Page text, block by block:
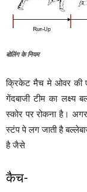
बोलिंग के नियम
क्रिकेट मैच मे ओवर की
गेंदबाजी टीम का
स्कोर पर रोकना है।
स्टंप पे लग जाती है
है जैसे
कैच-